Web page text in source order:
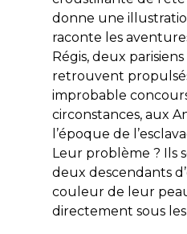
donne une
raconte les
Régis, deux parisiens
retrouvent
improbable
circonstances, aux
l’époque de
Leur problème ? Ils
deux descendants
couleur de leur
directement sous les